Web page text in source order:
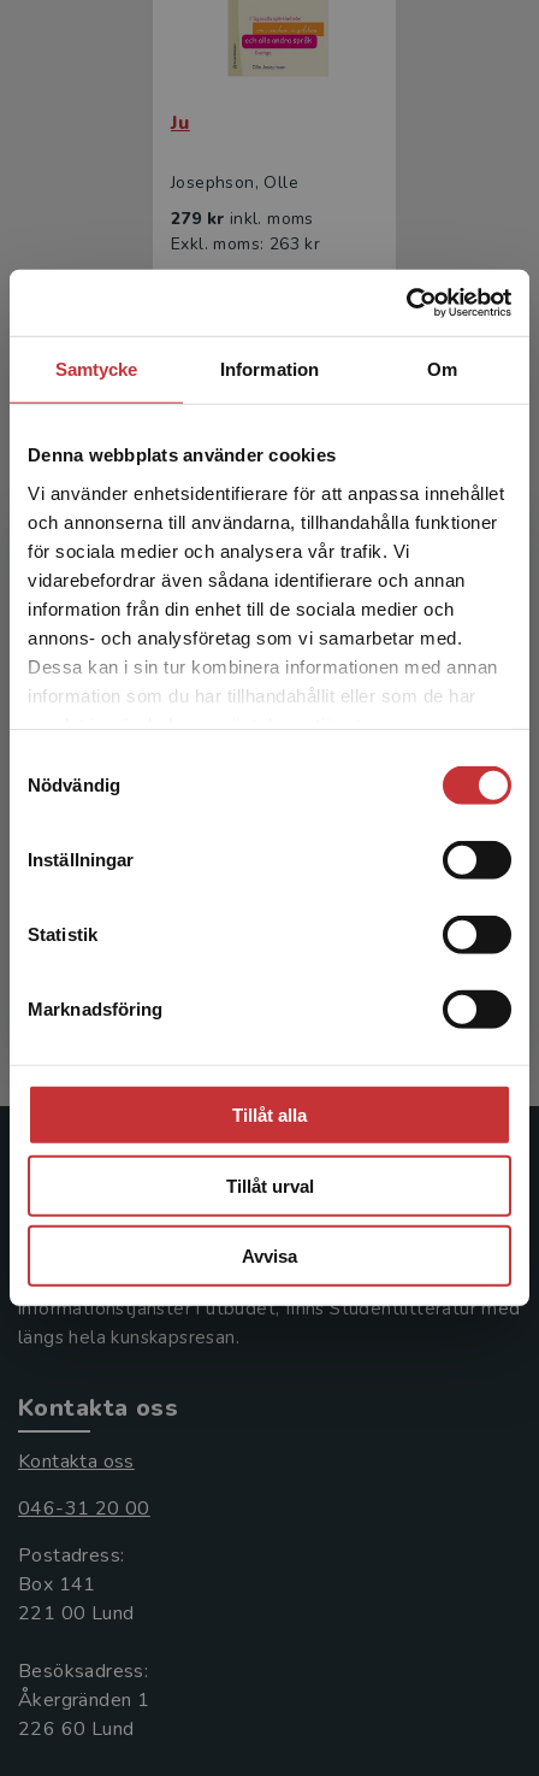
Samtycke Information Om
Denna webbplats använder cookies
Vi använder enhetsidentifierare för att anpassa innehållet
och annonserna till användarna, tillhandahålla funktioner
för sociala medier och analysera vår trafik. Vi
vidarebefordrar även sådana identifierare och annan
information från din enhet till de sociala medier och
annons- och analysföretag som vi samarbetar med.
Dessa kan i sin tur kombinera informationen med annan
information som du har tillhandahållit eller som de har
Nödvändig
Inställningar
Statistik
Marknadsföring
Tillåt alla
Tillåt urval
Avvisa
Begränsad fraktregion
Det verkar som att du besöker
studentlitteratur.se via en enhet utanför Sverige.
Vi erbjuder inte leveranser utanför Sverige. För
att kunna slutföra ett köp måste
Ju
Josephson, Olle
279 kr inkl. moms
Exkl. moms: 263 kr
Från tanke till text
Jarrick, A - Josephson, O
249 krinkl. moms
Exkl. moms: 235 kr
Studentlitteratur
Studentlitteratur grundades 1963 och är idag Sveriges
ledande utbildningsförlag. Med läromedel, kurslitteratur,
facklitteratur, utbildningar och digitala
informationstjänster i utbudet, finns Studentlitteratur med
längs hela kunskapsresan.
Kontakta oss
Kontakta oss
046-31 20 00
Postadress:
Box 141
221 00 Lund
Besöksadress:
Åkergränden 1